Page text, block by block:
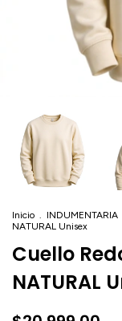
Inicio . INDUMENTARIA
NATURAL Unisex
Cuello
NATURAL